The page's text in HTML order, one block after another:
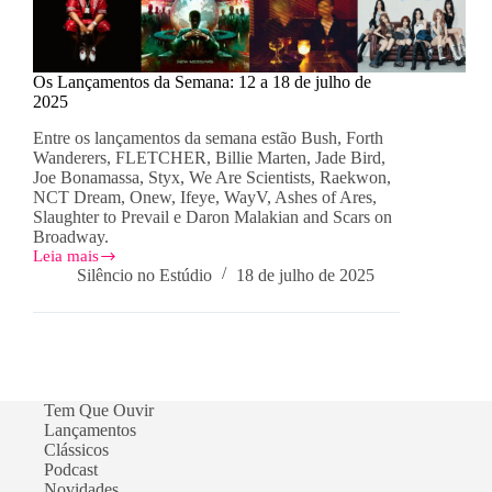
Os Lançamentos da Semana: 12 a 18 de julho de
2025
Entre os lançamentos da semana estão Bush, Forth
Wanderers, FLETCHER, Billie Marten, Jade Bird,
Joe Bonamassa, Styx, We Are Scientists, Raekwon,
NCT Dream, Onew, Ifeye, WayV, Ashes of Ares,
Slaughter to Prevail e Daron Malakian and Scars on
Broadway.
Leia mais
Os
Lançamentos
julho
de
2025
Silêncio no Estúdio 18 de julho de 2025
Tem Que Ouvir
Lançamentos
Clássicos
Podcast